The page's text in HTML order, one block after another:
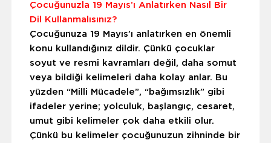
Çocuğunuzla 19 Mayıs’ı Anlatırken Nasıl Bir
Dil Kullanmalısınız?
Çocuğunuza 19 Mayıs’ı anlatırken en önemli
konu kullandığınız dildir. Çünkü çocuklar
soyut ve resmi kavramları değil, daha somut
veya bildiği kelimeleri daha kolay anlar. Bu
yüzden “Milli Mücadele”, “bağımsızlık” gibi
ifadeler yerine; yolculuk, başlangıç, cesaret,
umut gibi kelimeler çok daha etkili olur.
Çünkü bu kelimeler çocuğunuzun zihninde bir